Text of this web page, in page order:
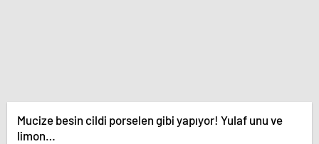
Mucize besin cildi porselen gibi yapıyor! Yulaf unu ve
limon…